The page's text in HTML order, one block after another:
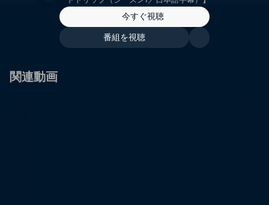
今すぐ視聴
番組を視聴
関連動画